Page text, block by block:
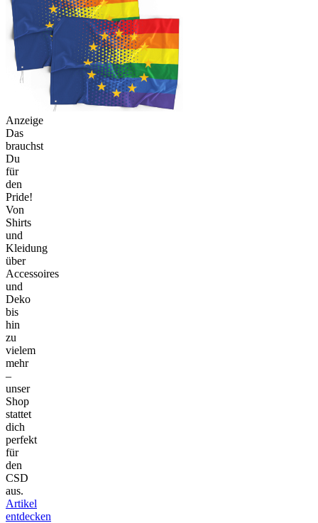
Anzeige
Das
brauchst
Du
für
den
Pride!
Von
Shirts
und
Kleidung
über
Accessoires
und
Deko
bis
hin
zu
vielem
mehr
–
unser
Shop
stattet
dich
perfekt
für
den
CSD
aus.
Artikel
entdecken